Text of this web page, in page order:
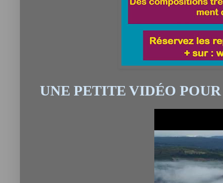
UNE PETITE VIDÉO